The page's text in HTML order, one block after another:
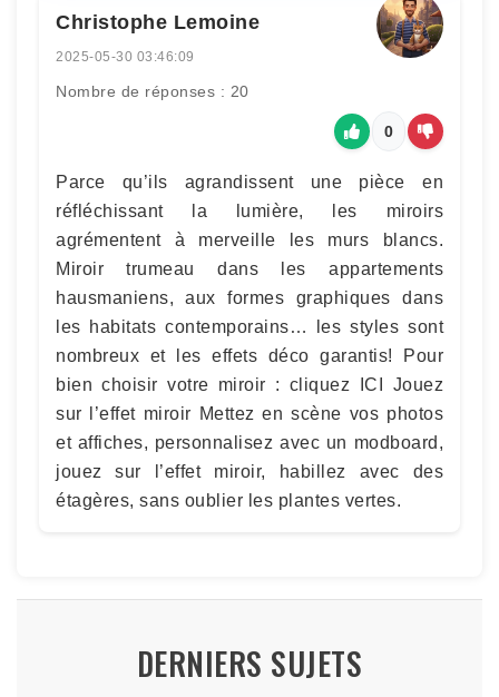
Christophe Lemoine
2025-05-30 03:46:09
Nombre de réponses : 20
0
Parce qu’ils agrandissent une pièce en
réfléchissant la lumière, les miroirs
agrémentent à merveille les murs blancs.
Miroir trumeau dans les appartements
hausmaniens, aux formes graphiques dans
les habitats contemporains… les styles sont
nombreux et les effets déco garantis! Pour
bien choisir votre miroir : cliquez ICI Jouez
sur l’effet miroir Mettez en scène vos photos
et affiches, personnalisez avec un modboard,
jouez sur l’effet miroir, habillez avec des
étagères, sans oublier les plantes vertes.
DERNIERS SUJETS